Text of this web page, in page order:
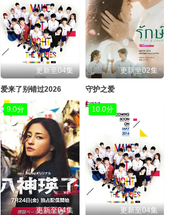
更新至04集
爱来了别错过2026
更新至02集
守护之爱
9.0分
更新至04集
10.0分
更新至04集